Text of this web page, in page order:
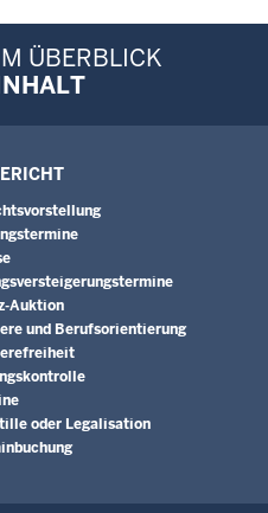
im Überblick:
ÜBERBLICK
Auktion
und Berufsorientierung
oder Legalisation